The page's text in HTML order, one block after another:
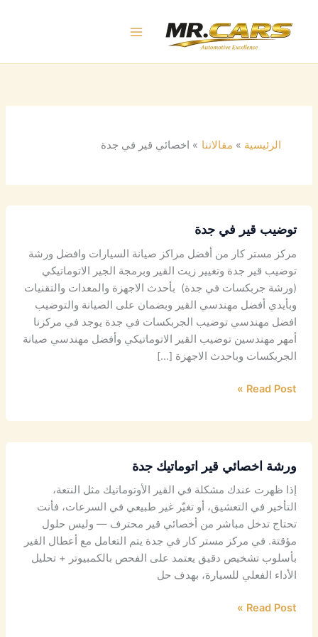
المحتوى
الرئيسية مقالاتنا اخصائي قير في جدة
توضيب قير في جدة
مركز مستر كار من أفضل مراكز صيانة السيارات وافضل ورشة
توضيب قير جدة وتغيير زيت القير وبرمجة الجير الاتوماتيكي
(ورشة جربكسات في جدة) بأحدث الاجهزة والمعدات والتقنيات
وبأيدي أفضل مهندسي القير وبضمان على الصيانة والتوضيب
افضل مهندسي توضيب الجربكسات في جدة يوجد في مركزنا
أمهر مهندسين توضيب القير الاتوماتيكي وأفضل مهندسي صيانة
الجربكسات وباحدث الاجهزة […]
Read Post »
ورشة اخصائي قير اتوماتيك جدة
إذا ظهرت عندك مشكلة في القير الأوتوماتيك مثل النتعة،
التأخير في التعشيق، أو تغيّر غير طبيعي في السرعات، فأنت
تحتاج تدخل مباشر من أخصائي قير محترف — وليس حلول
مؤقتة. في مركز مستر كار في جدة يتم التعامل مع أعطال القير
بأسلوب تشخيص دقيق يعتمد على الفحص بالكمبيوتر + تحليل
الأداء الفعلي للسيارة، بهدف حل
Read Post »